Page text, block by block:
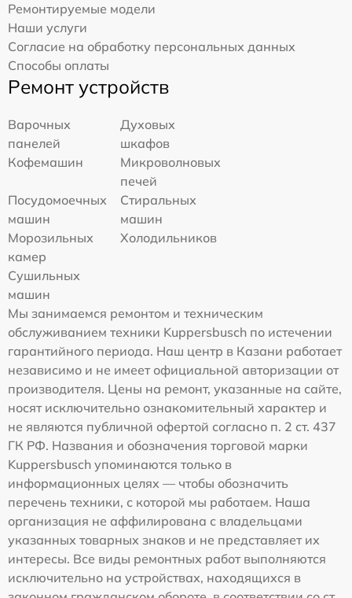
Ремонтируемые модели
Наши услуги
Согласие на обработку персональных данных
Способы оплаты
Ремонт устройств
Варочных
панелей
Духовых
шкафов
Кофемашин
Микроволновых
печей
Посудомоечных
машин
Стиральных
машин
Морозильных
камер
Холодильников
Сушильных
машин
Мы занимаемся ремонтом и техническим
обслуживанием техники Kuppersbusch по истечении
гарантийного периода. Наш центр в Казани работает
независимо и не имеет официальной авторизации от
производителя. Цены на ремонт, указанные на сайте,
носят исключительно ознакомительный характер и
не являются публичной офертой согласно п. 2 ст. 437
ГК РФ. Названия и обозначения торговой марки
Kuppersbusch упоминаются только в
информационных целях — чтобы обозначить
перечень техники, с которой мы работаем. Наша
организация не аффилирована с владельцами
указанных товарных знаков и не представляет их
интересы. Все виды ремонтных работ выполняются
исключительно на устройствах, находящихся в